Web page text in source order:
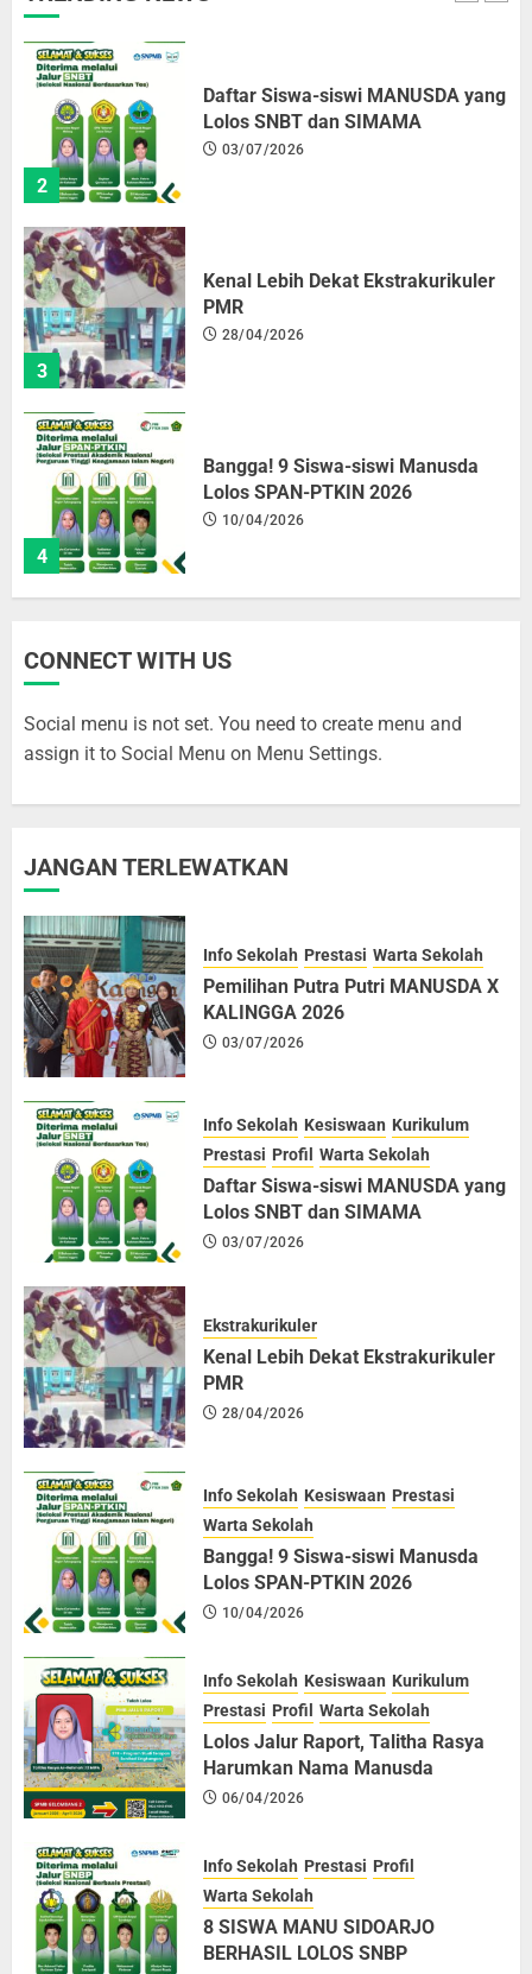
2
3
Kenal Lebih Dekat Ekstrakurikuler
PMR
28/04/2026
4
Bangga! 9 Siswa-siswi Manusda
Lolos SPAN-PTKIN 2026
10/04/2026
5
Lolos Jalur Raport, Talitha Rasya
Harumkan Nama Manusda
06/04/2026
1
Pemilihan Putra Putri MANUSDA X
2
Lolos SNBT dan SIMAMA
3
PMR
CONNECT WITH US
Social menu is not set. You need to create menu and
assign it to Social Menu on Menu Settings.
JANGAN TERLEWATKAN
Info Sekolah Prestasi Warta Sekolah
Pemilihan Putra Putri MANUSDA X
KALINGGA 2026
03/07/2026
Info Sekolah Kesiswaan Kurikulum
Prestasi Profil Warta Sekolah
Daftar Siswa-siswi MANUSDA yang
Lolos SNBT dan SIMAMA
03/07/2026
Ekstrakurikuler
Kenal Lebih Dekat Ekstrakurikuler
PMR
28/04/2026
Info Sekolah Kesiswaan Prestasi
Warta Sekolah
Bangga! 9 Siswa-siswi Manusda
Lolos SPAN-PTKIN 2026
10/04/2026
Info Sekolah Kesiswaan Kurikulum
Prestasi Profil Warta Sekolah
Lolos Jalur Raport, Talitha Rasya
Harumkan Nama Manusda
06/04/2026
Info Sekolah Prestasi Profil
Warta Sekolah
8 SISWA MANU SIDOARJO
BERHASIL LOLOS SNBP